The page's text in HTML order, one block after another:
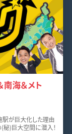
南海＆メト
が巨大化した理由
)巨大空間に潜入！